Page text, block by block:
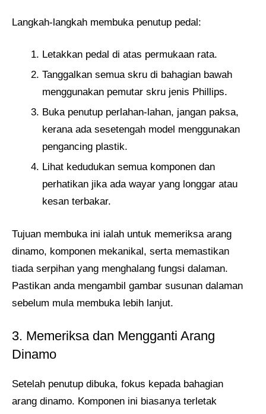
Langkah-langkah membuka penutup pedal:
Letakkan pedal di atas permukaan rata.
Tanggalkan semua skru di bahagian bawah
menggunakan pemutar skru jenis Phillips.
Buka penutup perlahan-lahan, jangan paksa,
kerana ada sesetengah model menggunakan
pengancing plastik.
Lihat kedudukan semua komponen dan
perhatikan jika ada wayar yang longgar atau
kesan terbakar.
Tujuan membuka ini ialah untuk memeriksa arang
dinamo, komponen mekanikal, serta memastikan
tiada serpihan yang menghalang fungsi dalaman.
Pastikan anda mengambil gambar susunan dalaman
sebelum mula membuka lebih lanjut.
3. Memeriksa dan Mengganti Arang
Dinamo
Setelah penutup dibuka, fokus kepada bahagian
arang dinamo. Komponen ini biasanya terletak